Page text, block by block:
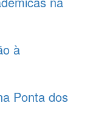
à
Ponta dos